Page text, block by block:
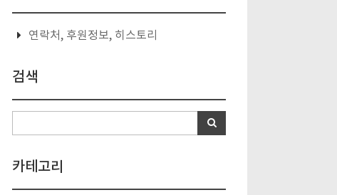
연락처, 후원정보, 히스토리
검색
카테고리